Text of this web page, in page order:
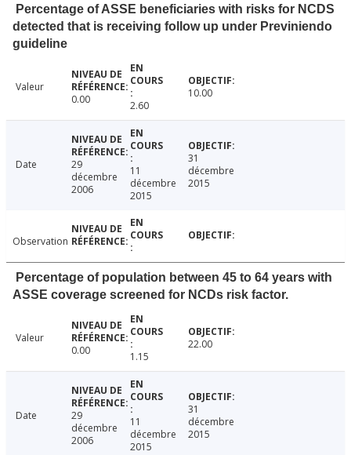
Percentage of ASSE beneficiaries with risks for NCDS
detected that is receiving follow up under Previniendo
guideline
Valeur
0.00
2.60
10.00
Date
29
décembre
2006
11
décembre
2015
31
décembre
2015
Observation
Percentage of population between 45 to 64 years with
ASSE coverage screened for NCDs risk factor.
Valeur
0.00
1.15
22.00
Date
29
décembre
2006
11
décembre
2015
31
décembre
2015